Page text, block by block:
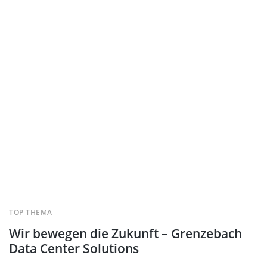
Wir bewegen die Zukunft – Grenzebach
Data Center Solutions
TOP THEMA